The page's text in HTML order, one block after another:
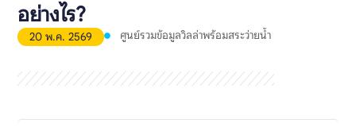
อย่างไร?
20 พ.ค. 2569 ศูนย์รวมข้อมูลวิลล่าพร้อมสระว่ายน้ำ